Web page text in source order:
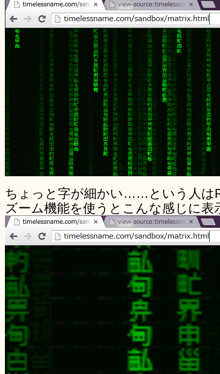
ちょっと字が細かい……という人は
ズーム機能を使うとこんな感じに表